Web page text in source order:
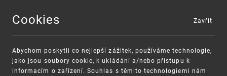
MENU
Cookies
Abychom poskytli co nejlepší zážitek, používáme technologie,
jako jsou soubory cookie, k ukládání a/nebo přístupu k
informacím o zařízení. Souhlas s těmito technologiemi nám
Zavřít